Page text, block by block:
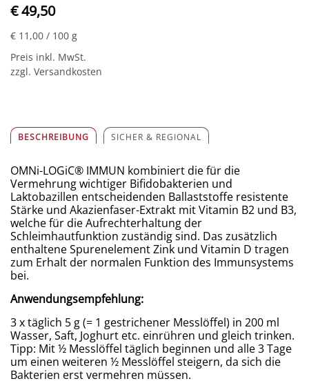
€ 49,50
€ 11,00 / 100 g
Preis inkl. MwSt.
zzgl. Versandkosten
BESCHREIBUNG SICHER & REGIONAL
OMNi-LOGiC® IMMUN kombiniert die für die
Vermehrung wichtiger Bifidobakterien und
Laktobazillen entscheidenden Ballaststoffe resistente
Stärke und Akazienfaser-Extrakt mit Vitamin B2 und B3,
welche für die Aufrechterhaltung der
Schleimhautfunktion zuständig sind. Das zusätzlich
enthaltene Spurenelement Zink und Vitamin D tragen
zum Erhalt der normalen Funktion des Immunsystems
bei.
Anwendungsempfehlung:
3 x täglich 5 g (= 1 gestrichener Messlöffel) in 200 ml
Wasser, Saft, Joghurt etc. einrühren und gleich trinken.
Tipp: Mit ½ Messlöffel täglich beginnen und alle 3 Tage
um einen weiteren ½ Messlöffel steigern, da sich die
Bakterien erst vermehren müssen.